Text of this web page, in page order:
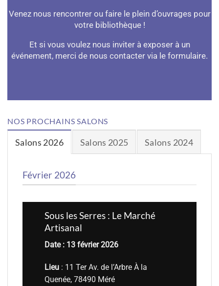
Venez nous rencontrer ou faire le plein d’ouvrages pour
votre bibliothèque !
Et si vous voulez nous inviter à exposer à un
événement, merci de nous contacter via le formulaire.
NOS PROCHAINS SALONS
Salons 2026 Salons 2025 Salons 2024
Février 2026
Sous les Serres : Le Marché
Artisanal
Date : 13 février 2026
Lieu: 11 Ter Av. de l’Arbre À la
Quenée, 78490 Méré